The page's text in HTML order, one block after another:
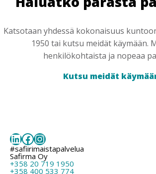
Katsotaan yhdessä kokonaisuus
1950 tai kutsu meidät käymään.
henkilökohtaista ja nopeaa
Kutsu meidät
LinkedIn
Facebook
Instagram
#safiirimaistapalvelua
Safirma Oy
+358 20 719 1950
+358 400 533 774